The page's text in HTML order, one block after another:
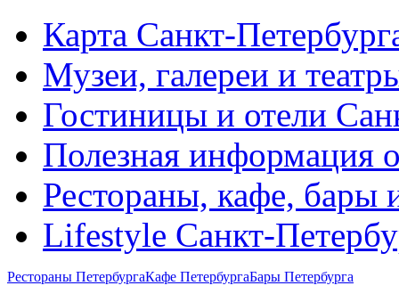
Карта Санкт-
Музеи, галереи и
Гостиницы и отели
Полезная информация
Рестораны, кафе, бары
Lifestyle Санкт-
Рестораны ПетербургаКафе ПетербургаБары Петербурга